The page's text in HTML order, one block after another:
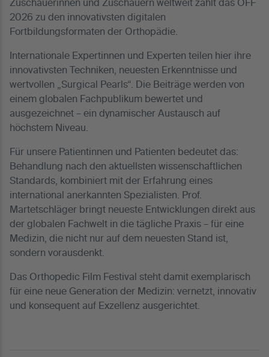
Zuschauerinnen und Zuschauern weltweit zählt das OFF
2026 zu den innovativsten digitalen
Fortbildungsformaten der Orthopädie.
Internationale Expertinnen und Experten teilen hier ihre
innovativsten Techniken, neuesten Erkenntnisse und
wertvollen „Surgical Pearls“. Die Beiträge werden von
einem globalen Fachpublikum bewertet und
ausgezeichnet – ein dynamischer Austausch auf
höchstem Niveau.
Für unsere Patientinnen und Patienten bedeutet das:
Behandlung nach den aktuellsten wissenschaftlichen
Standards, kombiniert mit der Erfahrung eines
international anerkannten Spezialisten. Prof.
Martetschläger bringt neueste Entwicklungen direkt aus
der globalen Fachwelt in die tägliche Praxis – für eine
Medizin, die nicht nur auf dem neuesten Stand ist,
sondern vorausdenkt.
Das Orthopedic Film Festival steht damit exemplarisch
für eine neue Generation der Medizin: vernetzt, innovativ
und konsequent auf Exzellenz ausgerichtet.